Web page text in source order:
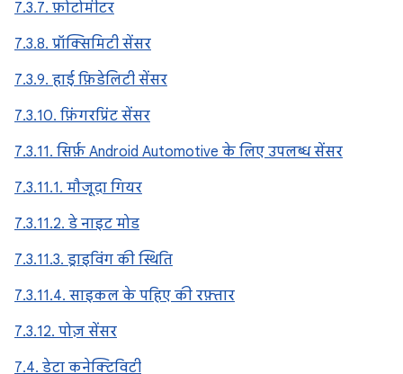
7.3.7. फ़ोटोमीटर
7.3.8. प्रॉक्सिमिटी सेंसर
7.3.9. हाई फ़िडेलिटी सेंसर
7.3.10. फ़िंगरप्रिंट सेंसर
7.3.11. सिर्फ़ Android Automotive के लिए उपलब्ध सेंसर
7.3.11.1. मौजूदा गियर
7.3.11.2. डे नाइट मोड
7.3.11.3. ड्राइविंग की स्थिति
7.3.11.4. साइकल के पहिए की रफ़्तार
7.3.12. पोज़ सेंसर
7.4. डेटा कनेक्टिविटी